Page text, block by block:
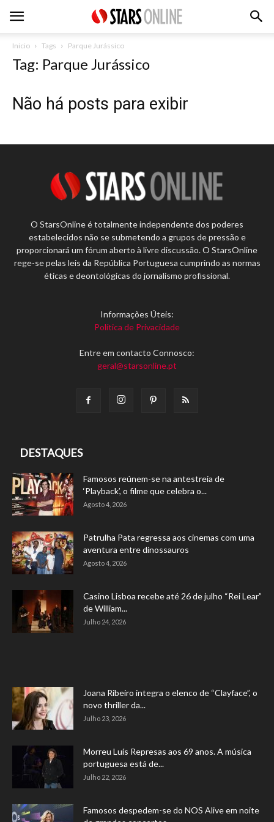
Inicio Tags Parque Jurássico
Tag: Parque Jurássico
Não há posts para exibir
O StarsOnline é totalmente independente dos poderes
estabelecidos não se submetendo a grupos de pressão e
proporcionará um fórum aberto à livre discussão. O StarsOnline
rege-se pelas leis da República Portuguesa cumprindo as normas
éticas e deontológicas do jornalismo profissional.
Informações Úteis:
Política de Privacidade
Entre em contacto Connosco:
geral@starsonline.pt
DESTAQUES
Famosos reúnem-se na antestreia de
‘Playback’, o filme que celebra o...
Agosto 4, 2026
Patrulha Pata regressa aos cinemas com uma
aventura entre dinossauros
Agosto 4, 2026
Casino Lisboa recebe até 26 de julho “Rei Lear”
de William...
Julho 24, 2026
Joana Ribeiro integra o elenco de “Clayface”, o
novo thriller da...
Julho 23, 2026
Morreu Luís Represas aos 69 anos. A música
portuguesa está de...
Julho 22, 2026
Famosos despedem-se do NOS Alive em noite